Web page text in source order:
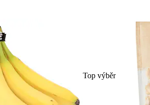
Top výběr